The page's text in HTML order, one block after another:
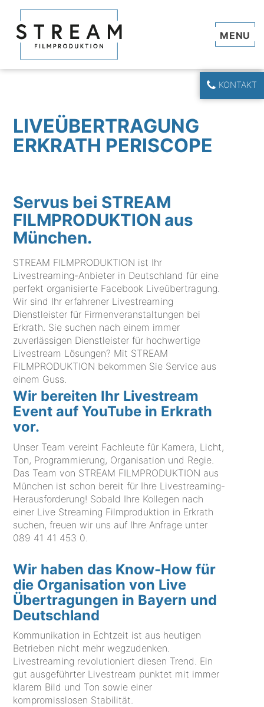
KONTAKT
LIVEÜBERTRAGUNG
ERKRATH PERISCOPE
Servus bei STREAM
FILMPRODUKTION aus
München.
STREAM FILMPRODUKTION ist Ihr
Livestreaming-Anbieter in Deutschland für eine
perfekt organisierte Facebook Liveübertragung.
Wir sind Ihr erfahrener Livestreaming
Dienstleister für Firmenveranstaltungen bei
Erkrath. Sie suchen nach einem immer
zuverlässigen Dienstleister für hochwertige
Livestream Lösungen? Mit STREAM
FILMPRODUKTION bekommen Sie Service aus
einem Guss.
Wir bereiten Ihr Livestream
Event auf YouTube in Erkrath
vor.
Unser Team vereint Fachleute für Kamera, Licht,
Ton, Programmierung, Organisation und Regie.
Das Team von STREAM FILMPRODUKTION aus
München ist schon bereit für Ihre Livestreaming-
Herausforderung! Sobald Ihre Kollegen nach
einer Live Streaming Filmproduktion in Erkrath
suchen, freuen wir uns auf Ihre Anfrage unter
089 41 41 453 0
Wir haben das Know-How für
die Organisation von Live
Übertragungen in Bayern und
Deutschland
Kommunikation in Echtzeit ist aus heutigen
Betrieben nicht mehr wegzudenken.
Livestreaming revolutioniert diesen Trend. Ein
gut ausgeführter Livestream punktet mit immer
klarem Bild und Ton sowie einer
kompromisslosen Stabilität.